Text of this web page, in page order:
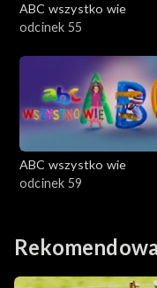
ABC wszystko wie
odcinek 55
ABC wszystko wie
odcinek 59